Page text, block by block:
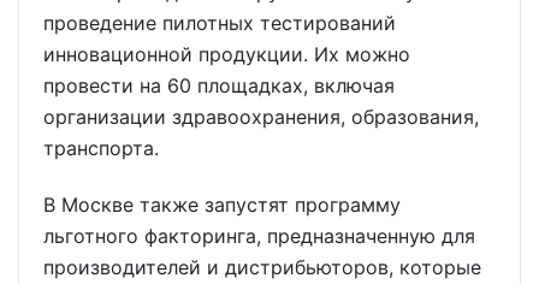
проведение пилотных тестирований
инновационной продукции. Их можно
провести на 60 площадках, включая
организации здравоохранения, образования,
транспорта.
В Москве также запустят программу
льготного факторинга, предназначенную для
производителей и дистрибьюторов, которые